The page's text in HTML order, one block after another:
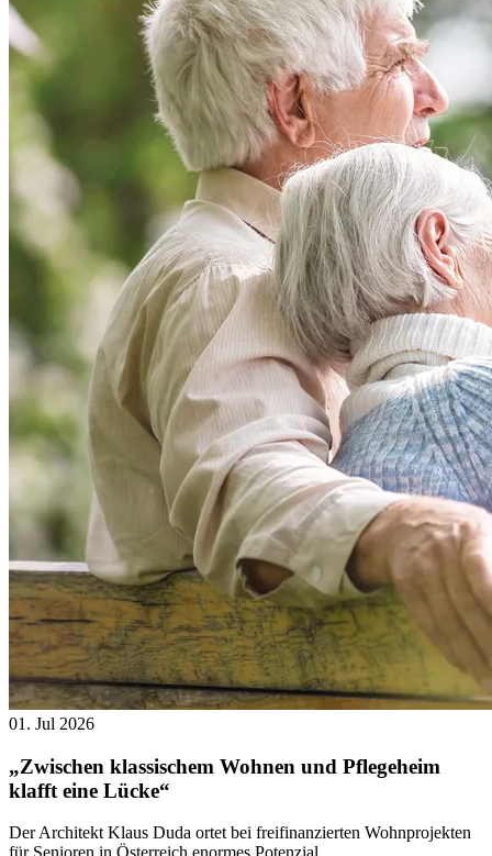
01. Jul 2026
„Zwischen klassischem Wohnen und Pflegeheim
klafft eine Lücke“
Der Architekt Klaus Duda ortet bei freifinanzierten Wohnprojekten